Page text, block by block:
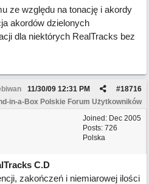
ze względu na tonację i akordy
akordów dzielonych
dla niektórych RealTracks bez
#18716
11/30/09 12:31 PM
in-a-Box Polskie Forum Użytkowników
Joined: Dec 2005
Posts: 726
Polska
C.D
zakończeń i niemiarowej ilości